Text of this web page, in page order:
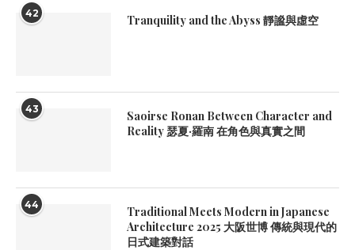
42 Tranquility and the Abyss 靜謐與虛空
43
Saoirse Ronan Between Character and
Reality 瑟夏·羅南 在角色與真實之間
44
Traditional Meets Modern in Japanese
Architecture 2025 大阪世博 傳統與現代的
日式建築對話